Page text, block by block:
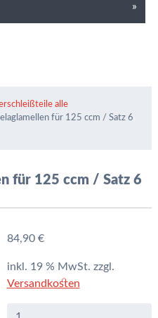
alle
für 125 ccm / Satz 6
für 125 ccm / Satz 6
84,90 €
inkl. 19 % MwSt. zzgl.
Versandkosten
Kupplungs-